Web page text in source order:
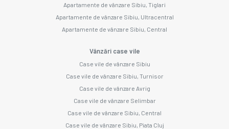
Apartamente de vânzare Sibiu, Tiglari
Apartamente de vânzare Sibiu, Ultracentral
Apartamente de vânzare Sibiu, Central
Vânzări case vile
Case vile de vânzare Sibiu
Case vile de vânzare Sibiu, Turnisor
Case vile de vânzare Avrig
Case vile de vânzare Selimbar
Case vile de vânzare Sibiu, Central
Case vile de vânzare Sibiu, Piata Cluj